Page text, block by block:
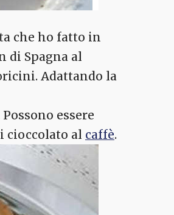
che ho fatto in
di Spagna al
Adattando la
essere
cioccolato al caffè.